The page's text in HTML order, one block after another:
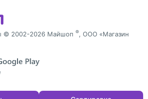
© 2002-2026 Майшоп ®, ООО «Магазин